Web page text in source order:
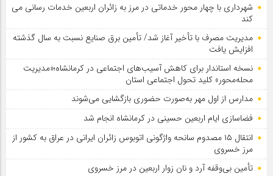
شهرداری با چهار محور خدماتی در مرز به زائران اربعین خدمات رسانی می
کند
مدیریت مصرف با تأخیر آغاز شد/ تأمین برق صنایع نسبت به سال گذشته
افزایش یافت
نسخه استاندار برای کاهش آسیب‌های اجتماعی در کرمانشاه؛«مدیریت
محله‌محور» کلید تحول اجتماعی استان
مدارس از اول مهر به‌صورت حضوری بازگشایی می‌شوند
فضاسازی ایام اربعین حسینی در کرمانشاه انجام شد
انتقال ۱۵ مصدوم سانحه واژگونی اتوبوس زائران ایرانی در عراق به کشور از
مرز خسروی
تأمین بی‌وقفه آرد و نان زوار اربعین در مرز خسروی